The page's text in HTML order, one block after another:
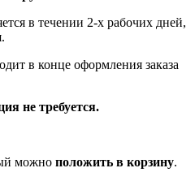
в течении 2-х рабочих дней,
в конце оформления заказа
не требуется.
можно положить в корзину.